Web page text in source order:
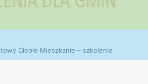
Ciepłe Mieszkanie – szkolenie